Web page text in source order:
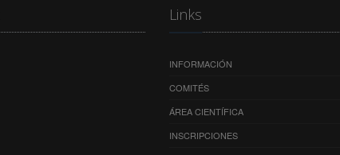
Links
INFORMACIÓN
COMITÉS
ÁREA CIENTÍFICA
INSCRIPCIONES